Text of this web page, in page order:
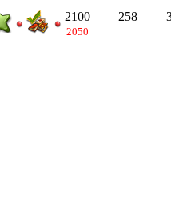
2100
2050
— 258 —